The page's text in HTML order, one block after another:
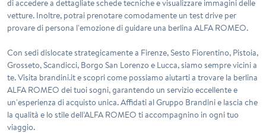
di accedere a dettagliate schede tecniche e visualizzare immagini delle
vetture. Inoltre, potrai prenotare comodamente un test drive per
provare di persona l'emozione di guidare una berlina ALFA ROMEO.
Con sedi dislocate strategicamente a Firenze, Sesto Fiorentino, Pistoia,
Grosseto, Scandicci, Borgo San Lorenzo e Lucca, siamo sempre vicini a
te. Visita brandini.it e scopri come possiamo aiutarti a trovare la berlina
ALFA ROMEO dei tuoi sogni, garantendo un servizio eccellente e
un'esperienza di acquisto unica. Affidati al Gruppo Brandini e lascia che
la qualità e lo stile dell’ALFA ROMEO ti accompagnino in ogni tuo
viaggio.